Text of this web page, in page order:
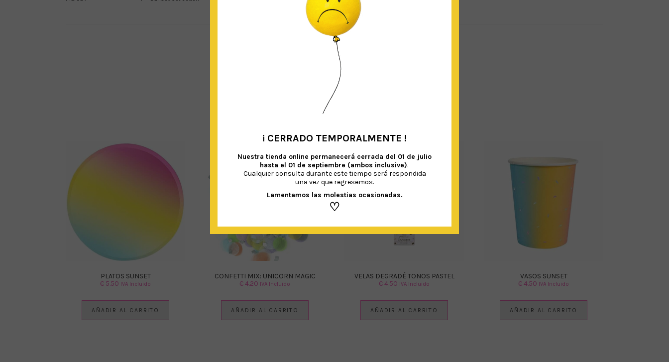
TAMBIÉN TE RECOMENDAMOS…
PLATOS SUNSET
€ 5.50 IVA Incluido
AÑADIR AL CARRITO
CONFETTI MIX: UNICORN MAGIC
€4.20 IVA Incluido
AÑADIR AL CARRITO
VELAS DEGRADÉ TONOS PASTEL
€4.50 IVA Incluido
AÑADIR AL CARRITO
VASOS SUNSET
€4.50 IVA Incluido
AÑADIR AL CARRITO
¡ CERRADO TEMPORALMENTE !
Nuestra tienda online permanecerá cerrada del 01 de julio
hasta el 01 de septiembre (ambos inclusive).
Cualquier consulta durante este tiempo será respondida
una vez que regresemos.
Lamentamos las molestias ocasionadas.
♡